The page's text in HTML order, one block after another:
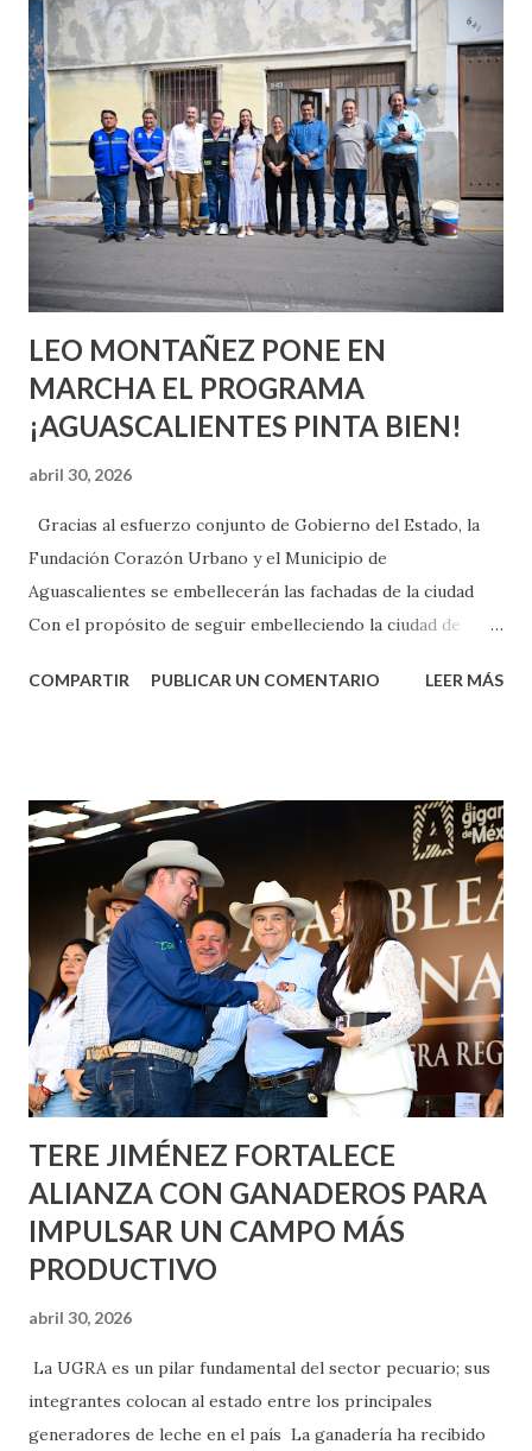
conoces ni la mitad de lo que deberías saber. Pero incluso
quienes ya han tenido relaciones sexuales no son expertos
o expertas en el tema. Siempre hay algo nuevo que
aprender y nuevas experiencias que conocer. Si eres una
chica y aún no has tenido relaciones sexuales, tal vez
pienses que el sexo será increíble y no puedas esperar para
experimentarlo, pero como cualquier persona con
experiencia te dirá, siempre es mejor cuando ambas partes
son suficientemen...
LEO MONTAÑEZ PONE EN
MARCHA EL PROGRAMA
¡AGUASCALIENTES PINTA BIEN!
abril 30, 2026
Gracias al esfuerzo conjunto de Gobierno del Estado, la
Fundación Corazón Urbano y el Municipio de
Aguascalientes se embellecerán las fachadas de la ciudad
Con el propósito de seguir embelleciendo la ciudad de
municipal, Leo Montañez dio inicio al programa
Corazón Urbano y el Municipio capital. Leo Montañez
informó que en este programa se usarán cerca de 90 mil
metros cuadrados de pintura, para dar inicio en la calle
Nieto, entre Jesús F. Elizondo y la calle 22 de Octubre, con
lo que se aplicará pintura en 66 casas. Posteriormente se
llevará este programa a Villas de Nuestra Señora de la
Asunción, Avenida Alameda y Decreto 27 de Septiembre, en
los edificios FOVISSSTE Ojo de Agua, en la comunidad
Norias de Paso Hondo y en los edificios de...
COMPARTIR PUBLICAR UN COMENTARIO LEER MÁS
TERE JIMÉNEZ FORTALECE
ALIANZA CON GANADEROS PARA
IMPULSAR UN CAMPO MÁS
PRODUCTIVO
abril 30, 2026
La UGRA es un pilar fundamental del sector pecuario; sus
integrantes colocan al estado entre los principales
generadores de leche en el país La ganadería ha recibido